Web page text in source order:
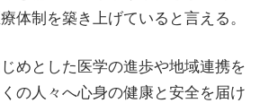
体制を築き上げていると言える。
めとした医学の進歩や地域連携を
の人々へ心身の健康と安全を届け